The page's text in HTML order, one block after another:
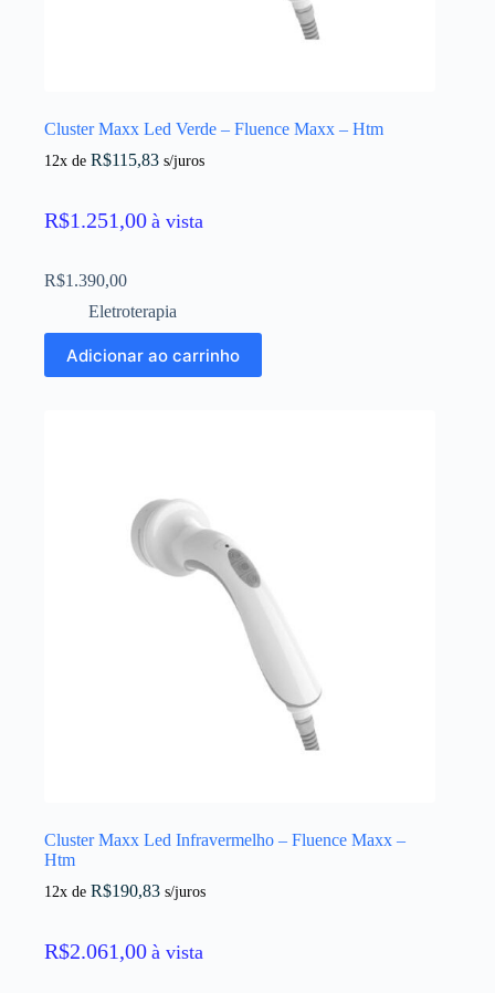
Cluster Maxx Led Verde – Fluence Maxx – Htm
12x de R$115,83 s/juros
R$1.251,00 à vista
R$1.390,00
Eletroterapia
Adicionar ao carrinho
Cluster Maxx Led Infravermelho – Fluence Maxx –
Htm
12x de R$190,83 s/juros
R$2.061,00 à vista